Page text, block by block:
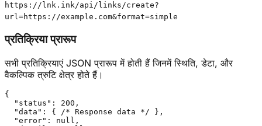
https://lnk.ink/api/links/create?
url=https://example.com&format=simple
प्रतिक्रिया प्रारूप
सभी प्रतिक्रियाएं JSON प्रारूप में होती हैं जिनमें स्थिति, डेटा, और
वैकल्पिक त्रुटि क्षेत्र होते हैं।
{
  "status": 200,
  "data": { /* Response data */ },
  "error": null,